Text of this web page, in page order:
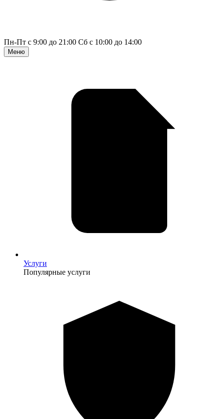
Пн-Пт с 9:00 до 21:00 Сб с 10:00 до 14:00
Меню
Услуги
Популярные услуги